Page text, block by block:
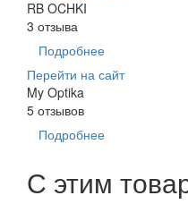
RB OCHKI
3 отзыва
Подробнее
Перейти на сайт
My Optika
5 отзывов
Подробнее
С этим